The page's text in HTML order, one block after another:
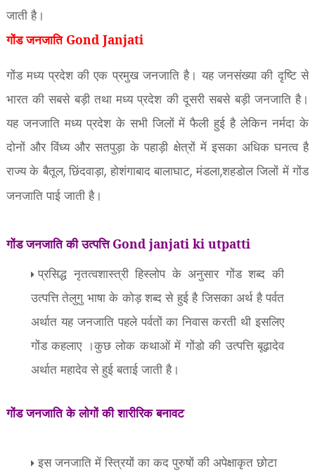
जाती है।
गोंड जनजाति Gond Janjati
गोंड मध्य प्रदेश की एक प्रमुख जनजाति है। यह जनसंख्या की दृष्टि से
भारत की सबसे बड़ी तथा मध्य प्रदेश की दूसरी सबसे बड़ी जनजाति है।
यह जनजाति मध्य प्रदेश के सभी जिलों में फैली हुई है लेकिन नर्मदा के
दोनों और विंध्य और सतपुड़ा के पहाड़ी क्षेत्रों में इसका अधिक घनत्व है
राज्य के बैतूल,छिंदवाड़ा, होशंगाबाद बालाघाट, मंडला,शहडोल जिलों में गोंड
जनजाति पाई जाती है।
गोंड जनजाति की उत्पत्ति Gond janjati ki utpatti
प्रसिद्ध नृतत्वशास्त्री हिस्लोप के अनुसार गोंड शब्द की
उत्पत्ति तेलुगु भाषा के कोड़ शब्द से हुई है जिसका अर्थ है पर्वत
अर्थात यह जनजाति पहले पर्वतों का निवास करती थी इसलिए
गोंड कहलाए ।कुछ लोक कथाओं में गोंडो की उत्पत्ति बूढ़ादेव
अर्थात महादेव से हुई बताई जाती है।
गोंड जनजाति के लोगों की शारीरिक बनावट
इस जनजाति में स्त्रियों का कद पुरुषों की अपेक्षाकृत छोटा